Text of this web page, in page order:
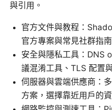
與引用。
官方文件與教程：
官方專案與常見社群指南
安全與隱私工具：DNS
議混淆工具、TLS 配置
伺服器與雲端供應商：
方案，選擇靠近用戶的